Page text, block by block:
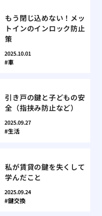
もう閉じ込めない！メッ
トインのインロック防止
策
2025.10.01
車
引き戸の鍵と子どもの安
全（指挟み防止など）
2025.09.27
生活
私が賃貸の鍵を失くして
学んだこと
2025.09.24
鍵交換